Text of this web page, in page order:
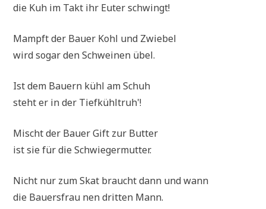
die Kuh im Takt ihr Euter schwingt!
Mampft der Bau­er Kohl und Zwiebel
wird sogar den Schwei­nen übel.
Ist dem Bau­ern kühl am Schuh
steht er in der Tiefkühltruh'!
Mischt der Bau­er Gift zur Butter
ist sie für die Schwiegermutter.
Nicht nur zum Skat braucht dann und wann
die Bau­ers­frau nen drit­ten Mann.